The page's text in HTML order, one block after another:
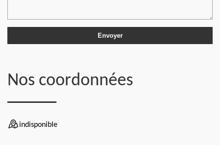
Nos coordonnées
indisponible